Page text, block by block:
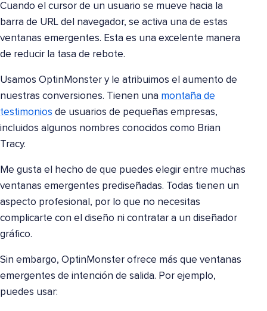
Cuando el cursor de un usuario se mueve hacia la
barra de URL del navegador, se activa una de estas
ventanas emergentes. Esta es una excelente manera
de reducir la tasa de rebote.
Usamos OptinMonster y le atribuimos el aumento de
nuestras conversiones. Tienen una montaña de
testimonios de usuarios de pequeñas empresas,
incluidos algunos nombres conocidos como Brian
Tracy.
Me gusta el hecho de que puedes elegir entre muchas
ventanas emergentes prediseñadas. Todas tienen un
aspecto profesional, por lo que no necesitas
complicarte con el diseño ni contratar a un diseñador
gráfico.
Sin embargo, OptinMonster ofrece más que ventanas
emergentes de intención de salida. Por ejemplo,
puedes usar: